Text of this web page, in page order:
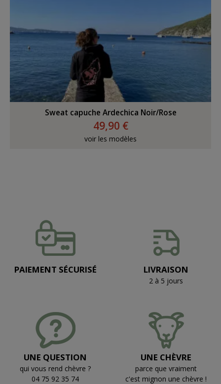
Sweat capuche Ardechica Noir/Rose
49,90 €
voir les modèles
PAIEMENT SÉCURISÉ LIVRAISON
2 à 5 jours
UNE QUESTION
qui vous rend chèvre ?
04 75 92 35 74
UNE CHÈVRE
parce que vraiment
c'est mignon une chèvre !